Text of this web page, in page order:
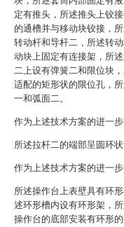
定有推头，所述推头上铰
的通槽并与移动块铰接，
转动杆和导杆二，所述转
动块上固定有连接架，所
二上设有弹簧二和限位块
适配的矩形状的限位孔，
一和弧面二。
作为上述技术方案的进一步
所述拉杆二的端部呈圆环状
作为上述技术方案的进一步
所述操作台上表壁具有环
述环形槽内设有环形架，
操作台的底部安装有环形